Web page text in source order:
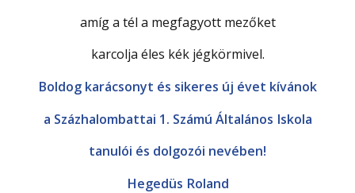
amíg a tél a megfagyott mezőket
karcolja éles kék jégkörmivel.
Boldog karácsonyt és sikeres új évet kívánok
a Százhalombattai 1. Számú Általános Iskola
tanulói és dolgozói nevében!
Hegedüs Roland